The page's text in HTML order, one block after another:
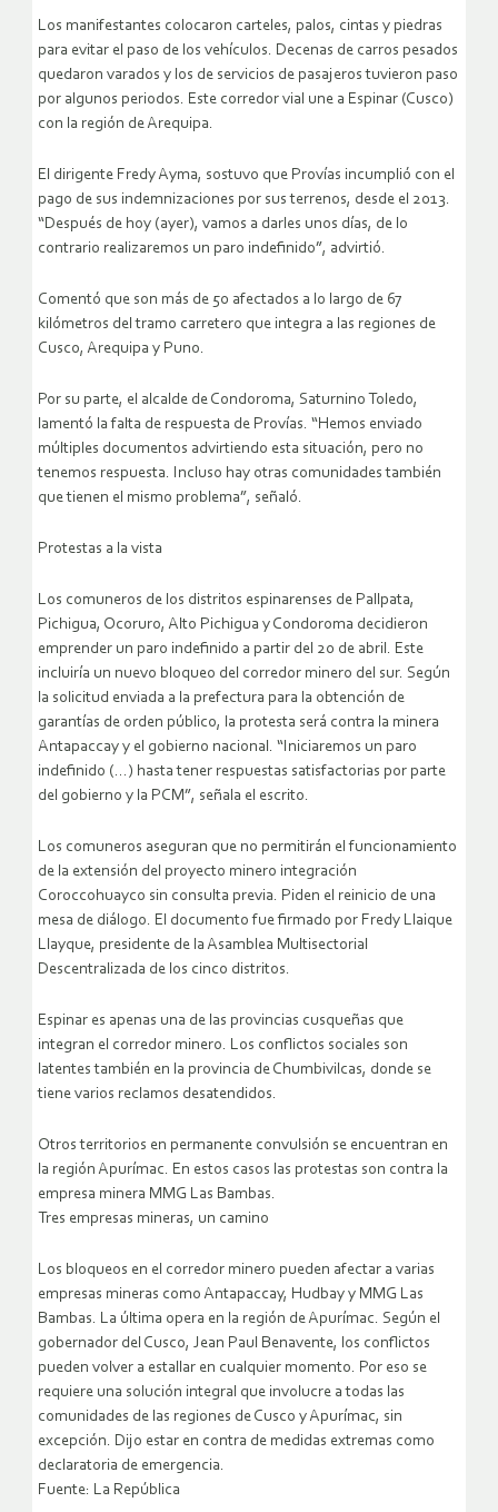
Los manifestantes colocaron carteles, palos, cintas y piedras
para evitar el paso de los vehículos. Decenas de carros pesados
quedaron varados y los de servicios de pasajeros tuvieron paso
por algunos periodos. Este corredor vial une a Espinar (Cusco)
con la región de Arequipa.
El dirigente Fredy Ayma, sostuvo que Provías incumplió con el
pago de sus indemnizaciones por sus terrenos, desde el 2013.
“Después de hoy (ayer), vamos a darles unos días, de lo
contrario realizaremos un paro indefinido”, advirtió.
Comentó que son más de 50 afectados a lo largo de 67
kilómetros del tramo carretero que integra a las regiones de
Cusco, Arequipa y Puno.
Por su parte, el alcalde de Condoroma, Saturnino Toledo,
lamentó la falta de respuesta de Provías. “Hemos enviado
múltiples documentos advirtiendo esta situación, pero no
tenemos respuesta. Incluso hay otras comunidades también
que tienen el mismo problema”, señaló.
Protestas a la vista
Los comuneros de los distritos espinarenses de Pallpata,
Pichigua, Ocoruro, Alto Pichigua y Condoroma decidieron
emprender un paro indefinido a partir del 20 de abril. Este
incluiría un nuevo bloqueo del corredor minero del sur. Según
la solicitud enviada a la prefectura para la obtención de
garantías de orden público, la protesta será contra la minera
Antapaccay y el gobierno nacional. “Iniciaremos un paro
indefinido (…) hasta tener respuestas satisfactorias por parte
del gobierno y la PCM”, señala el escrito.
Los comuneros aseguran que no permitirán el funcionamiento
de la extensión del proyecto minero integración
Coroccohuayco sin consulta previa. Piden el reinicio de una
mesa de diálogo. El documento fue firmado por Fredy Llaique
Llayque, presidente de la Asamblea Multisectorial
Descentralizada de los cinco distritos.
Espinar es apenas una de las provincias cusqueñas que
integran el corredor minero. Los conflictos sociales son
latentes también en la provincia de Chumbivilcas, donde se
tiene varios reclamos desatendidos.
Otros territorios en permanente convulsión se encuentran en
la región Apurímac. En estos casos las protestas son contra la
empresa minera MMG Las Bambas.
Tres empresas mineras, un camino
Los bloqueos en el corredor minero pueden afectar a varias
empresas mineras como Antapaccay, Hudbay y MMG Las
Bambas. La última opera en la región de Apurímac. Según el
gobernador del Cusco, Jean Paul Benavente, los conflictos
pueden volver a estallar en cualquier momento. Por eso se
requiere una solución integral que involucre a todas las
comunidades de las regiones de Cusco y Apurímac, sin
excepción. Dijo estar en contra de medidas extremas como
declaratoria de emergencia.
Fuente: La República